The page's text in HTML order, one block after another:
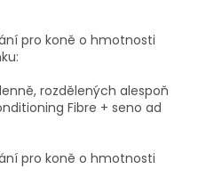
pro koně o hmotnosti
rozdělených alespoň
Fibre + seno ad
pro koně o hmotnosti